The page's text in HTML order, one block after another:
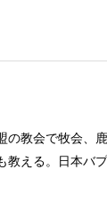
教会で牧会、
える。日本バ